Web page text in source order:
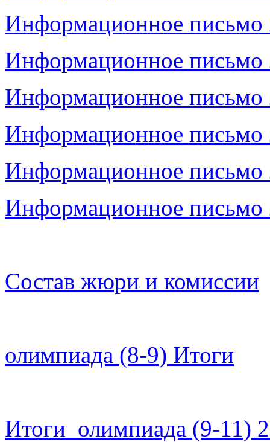
Информационное письмо
Информационное письмо
Информационное письмо
Информационное письмо
Информационное письмо
Информационное письмо
Состав жюри и комиссии
олимпиада (8-9) Итоги
Итоги_олимпиада (9-11)